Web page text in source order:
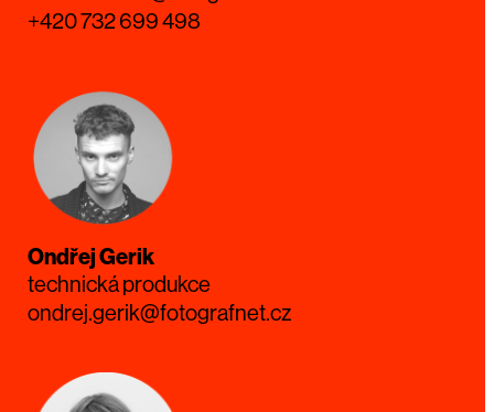
+420 732 699 498
Ondřej Gerik
technická produkce
ondrej.gerik@fotografnet.cz